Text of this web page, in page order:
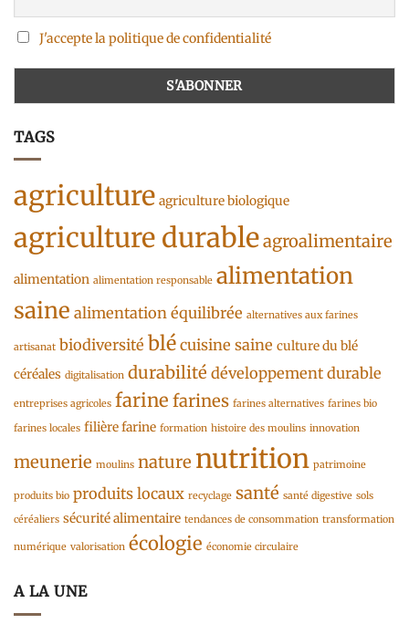
J'accepte la politique de confidentialité
TAGS
agriculture agriculture biologique
agriculture durableagroalimentaire
alimentation alimentation responsable alimentation
saine alimentation équilibrée alternatives aux farines
artisanat biodiversité blé cuisine saine culture du blé
céréales digitalisation durabilité développement durable
entreprises agricoles farine farines farines alternatives farines bio
farines locales filière farine formation histoire des moulins innovation
meunerie moulins nature nutrition patrimoine
produits bio produits locaux recyclage santé santé digestive sols
céréaliers sécurité alimentaire tendances de consommation transformation
numérique valorisation écologie économie circulaire
A LA UNE